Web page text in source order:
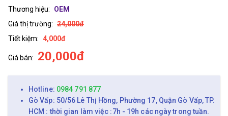
Thương hiệu:
OEM
Giá thị trường: 24,000đ
Tiết kiệm: 4,000đ
Giá bán: 20,000đ
Hotline: 0984 791 877
Gò Vấp: 50/56 Lê Thị Hồng, Phường 17, Quận Gò Vấp, TP.
HCM : thời gian làm việc :7h - 19h các ngày trong tuần.